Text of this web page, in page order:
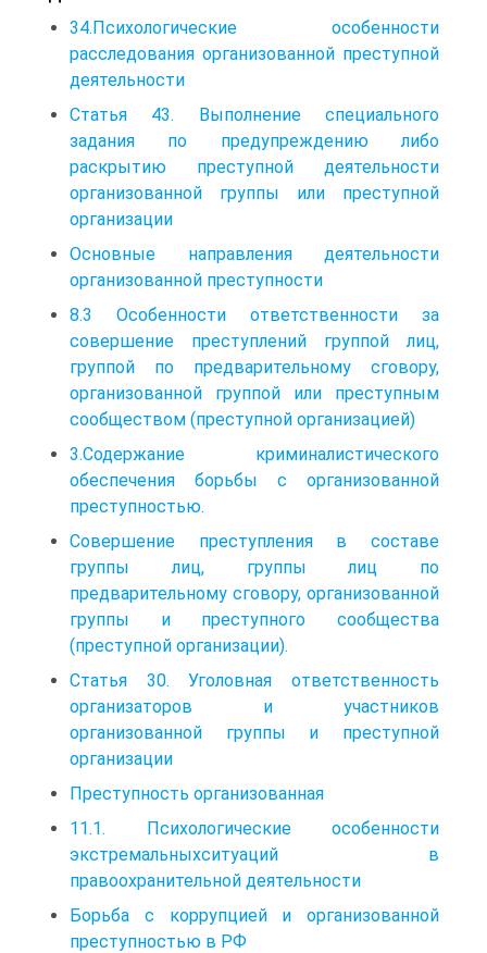
34.Психологические особенности
расследования организованной преступной
деятельности
Статья 43. Выполнение специального
задания по предупреждению либо
раскрытию преступной деятельности
организованной группы или преступной
организации
Основные направления деятельности
организованной преступности
8.3 Особенности ответственности за
совершение преступлений группой лиц,
группой по предварительному сговору,
организованной группой или преступным
сообществом (преступной организацией)
3.Содержание криминалистического
обеспечения борьбы с организованной
преступностью.
Совершение преступления в составе
группы лиц, группы лиц по
предварительному сговору, организованной
группы и преступного сообщества
(преступной организации).
Статья 30. Уголовная ответственность
организаторов и участников
организованной группы и преступной
организации
Преступность организованная
11.1. Психологические особенности
экстремальныхситуаций в
правоохранительной деятельности
Борьба с коррупцией и организованной
преступностью в РФ